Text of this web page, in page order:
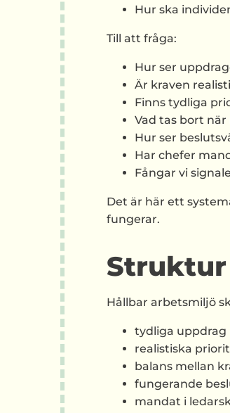
Hur ska
Till att fråga:
Hur ser
Är kraven
Finns tydliga
Vad tas bort
Hur ser
Har chefer
Fångar vi
Det är här ett
fungerar.
Struktur
Hållbar arbetsmiljö
tydliga uppdrag
realistiska
balans mellan
fungerande
mandat i